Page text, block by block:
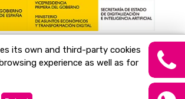
its own and third-party cookies
experience as well as for